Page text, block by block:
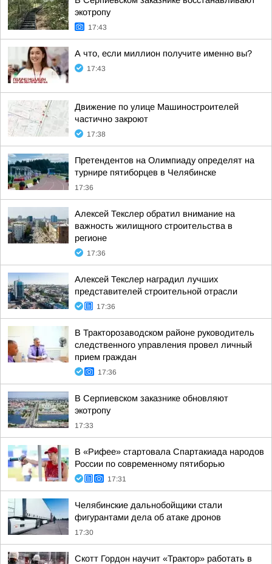
экотропу
17:43
А что, если миллион получите именно вы?
17:43
Движение по улице Машиностроителей
частично закроют
17:38
Претендентов на Олимпиаду определят на
турнире пятиборцев в Челябинске
17:36
Алексей Текслер обратил внимание на
важность жилищного строительства в
регионе
17:36
Алексей Текслер наградил лучших
представителей строительной отрасли
17:36
В Тракторозаводском районе руководитель
следственного управления провел личный
прием граждан
17:36
В Серпиевском заказнике обновляют
экотропу
17:33
В «Рифее» стартовала Спартакиада народов
России по современному пятиборью
17:31
Челябинские дальнобойщики стали
фигурантами дела об атаке дронов
17:30
Скотт Гордон научит «Трактор» работать в